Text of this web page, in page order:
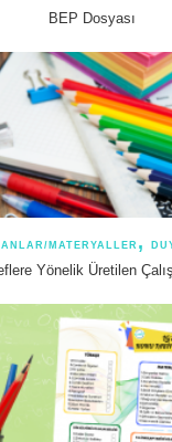
BEP Dosyası
MATERYALLER
Yönelik Üretilen